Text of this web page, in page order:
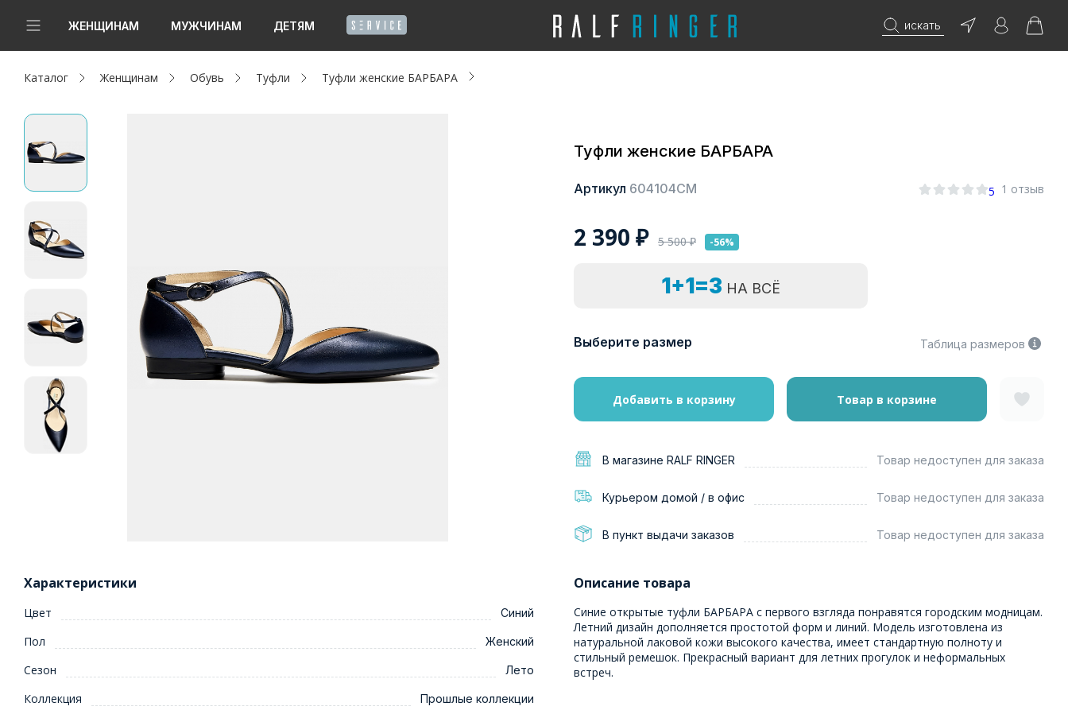
ЖЕНЩИНАМ МУЖЧИНАМ ДЕТЯМ искать
Новинки
Женщинам
Мужчинам
Капсула
Акции / Новости
Адреса магазинов
Каталог Женщинам Обувь Туфли Туфли женские БАРБАРА
Туфли женские БАРБАРА
Артикул 604104СМ 5 1 отзыв
2 390 ₽ 5 500₽ -56%
1+1=3 НА ВСЁ
Выберите размер Таблица размеров
Добавить в корзину Товар в корзине
В магазине RALF RINGER Товар недоступен для заказа
Курьером домой / в офис Товар недоступен для заказа
В пункт выдачи заказов Товар недоступен для заказа
Характеристики
Цвет Синий
Пол Женский
Сезон Лето
Коллекция Прошлые коллекции
Описание товара
Синие открытые туфли БАРБАРА с первого взгляда понравятся городским модницам.
Летний дизайн дополняется простотой форм и линий. Модель изготовлена из
натуральной лаковой кожи высокого качества, имеет стандартную полноту и
стильный ремешок. Прекрасный вариант для летних прогулок и неформальных
встреч.